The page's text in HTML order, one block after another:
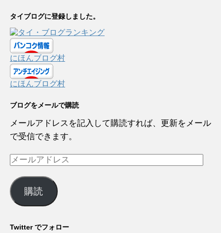
タイブログに登録しました。
にほんブログ村
にほんブログ村
ブログをメールで購読
メールアドレスを記入して購読すれば、更新をメール
で受信できます。
メ
ル
ア
レ
購読
Twitter でフォロー